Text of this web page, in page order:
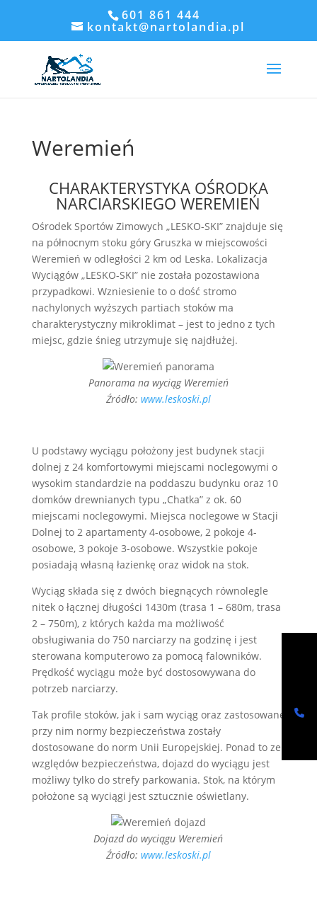
601 861 444
kontakt@nartolandia.pl
Weremień
CHARAKTERYSTYKA OŚRODKA
NARCIARSKIEGO WEREMIEŃ
Ośrodek Sportów Zimowych „LESKO-SKI” znajduje się
na północnym stoku góry Gruszka w miejscowości
Weremień w odległości 2 km od Leska. Lokalizacja
Wyciągów „LESKO-SKI” nie została pozostawiona
przypadkowi. Wzniesienie to o dość stromo
nachylonych wyższych partiach stoków ma
charakterystyczny mikroklimat – jest to jedno z tych
miejsc, gdzie śnieg utrzymuje się najdłużej.
Panorama na wyciąg Weremień
Źródło: www.leskoski.pl
U podstawy wyciągu położony jest budynek stacji
dolnej z 24 komfortowymi miejscami noclegowymi o
wysokim standardzie na poddaszu budynku oraz 10
domków drewnianych typu „Chatka” z ok. 60
miejscami noclegowymi. Miejsca noclegowe w Stacji
Dolnej to 2 apartamenty 4-osobowe, 2 pokoje 4-
osobowe, 3 pokoje 3-osobowe. Wszystkie pokoje
posiadają własną łazienkę oraz widok na stok.
Wyciąg składa się z dwóch biegnących równolegle
nitek o łącznej długości 1430m (trasa 1 – 680m, trasa
2 – 750m), z których każda ma możliwość
obsługiwania do 750 narciarzy na godzinę i jest
sterowana komputerowo za pomocą falowników.
Prędkość wyciągu może być dostosowywana do
potrzeb narciarzy.
Tak profile stoków, jak i sam wyciąg oraz zastosowane
przy nim normy bezpieczeństwa zostały
dostosowane do norm Unii Europejskiej. Ponad to ze
względów bezpieczeństwa, dojazd do wyciągu jest
możliwy tylko do strefy parkowania. Stok, na którym
położone są wyciągi jest sztucznie oświetlany.
Dojazd do wyciągu Weremień
Źródło: www.leskoski.pl